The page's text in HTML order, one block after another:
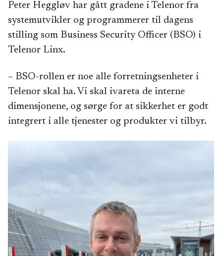
Peter Heggløv har gått gradene i Telenor fra
systemutvikler og programmerer til dagens
stilling som Business Security Officer (BSO) i
Telenor Linx.
– BSO-rollen er noe alle forretningsenheter i
Telenor skal ha. Vi skal ivareta de interne
dimensjonene, og sørge for at sikkerhet er godt
integrert i alle tjenester og produkter vi tilbyr.